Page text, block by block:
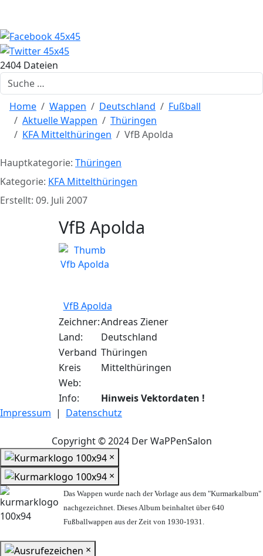
2404 Dateien
Suchen
Home Wappen Deutschland
Fußball
Aktuelle Wappen
Thüringen
KFA Mittelthüringen
VfB Apolda
Hauptkategorie: Thüringen
Kategorie: KFA Mittelthüringen
Erstellt: 09. Juli 2007
VfB Apolda
VfB Apolda
Zeichner:Andreas Ziener
Land:
Deutschland
Verband Thüringen
Kreis
Mittelthüringen
Web:
Info:
Hinweis Vektordaten !
Impressum | Datenschutz
Copyright © 2024 Der WaPPenSalon
×
×
Das Wappen wurde nach der Vorlage aus dem "Kurmarkalbum"
nachgezeichnet. Dieses Album beinhaltet über 640
Fußballwappen aus der Zeit von 1930-1931.
×